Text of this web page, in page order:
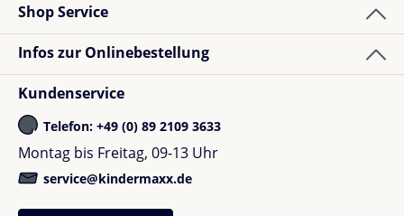
Shop Service
Infos zur Onlinebestellung
Kundenservice
Telefon: +49 (0) 89 2109 3633
Montag bis Freitag, 09-13 Uhr
service@kindermaxx.de